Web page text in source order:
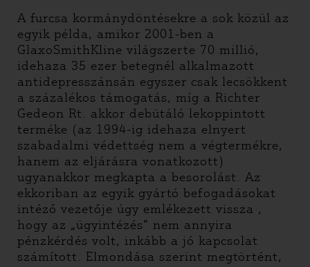
A furcsa kormánydöntésekre a sok közül az
egyik példa, amikor 2001-ben a
GlaxoSmithKline világszerte 70 millió,
idehaza 35 ezer betegnél alkalmazott
antidepresszánsán egyszer csak lecsökkent
a százalékos támogatás, míg a Richter
Gedeon Rt. akkor debütáló lekoppintott
terméke (az 1994-ig idehaza elnyert
szabadalmi védettség nem a végtermékre,
hanem az eljárásra vonatkozott)
ugyanakkor megkapta a besorolást. Az
ekkoriban az egyik gyártó befogadásokat
intéző vezetője úgy emlékezett vissza ,
hogy az „ügyintézés” nem annyira
pénzkérdés volt, inkább a jó kapcsolat
számított. Elmondása szerint megtörtént,